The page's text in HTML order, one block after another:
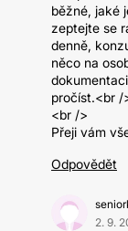
běžné, jaké
zeptejte se
denně,
něco na
pročíst.<br /
<br />
Přeji vám
Odpovědět
2. 9.